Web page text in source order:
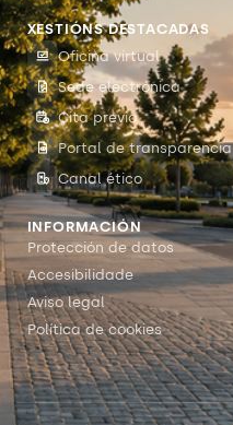
XESTIÓNS DESTACADAS
Oficina virtual
Sede electrónica
Cita previa
Portal de transparencia
Canal ético
INFORMACIÓN
Protección de datos
Accesibilidade
Aviso legal
Política de cookies